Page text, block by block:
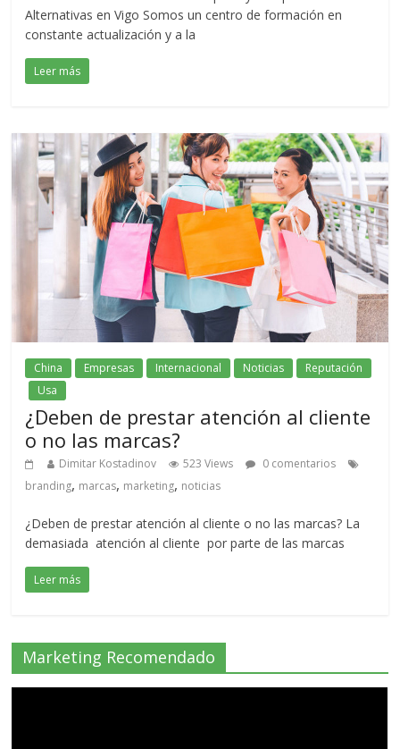
Alternativas en Vigo Somos un centro de formación en
constante actualización y a la
Leer más
China Empresas Internacional Noticias
Reputación
Usa
¿Deben de prestar atención al cliente
o no las marcas?
Dimitar Kostadinov 523 Views
0 comentarios
branding, marcas, marketing, noticias
¿Deben de prestar atención al cliente o no las marcas? La
demasiada atención al cliente por parte de las marcas
Leer más
Marketing Recomendado